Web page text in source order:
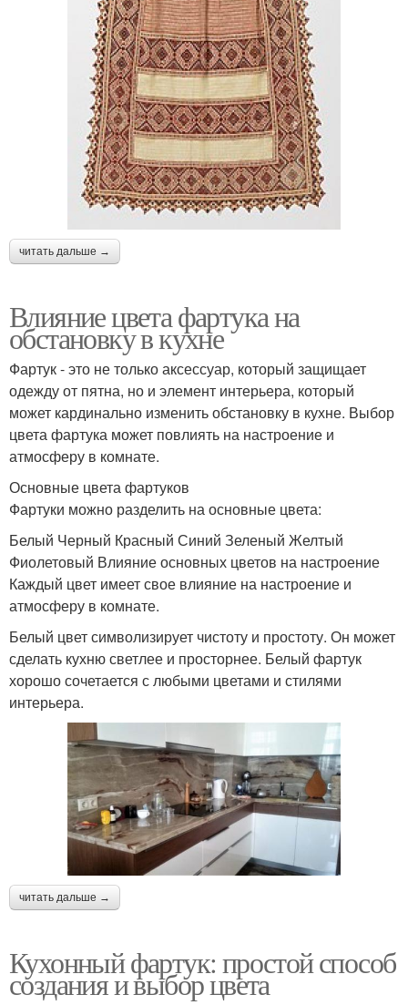
читать дальше →
Влияние цвета фартука на
обстановку в кухне
Фартук - это не только аксессуар, который защищает
одежду от пятна, но и элемент интерьера, который
может кардинально изменить обстановку в кухне. Выбор
цвета фартука может повлиять на настроение и
атмосферу в комнате.
Основные цвета фартуков
Фартуки можно разделить на основные цвета:
Белый Черный Красный Синий Зеленый Желтый
Фиолетовый Влияние основных цветов на настроение
Каждый цвет имеет свое влияние на настроение и
атмосферу в комнате.
Белый цвет символизирует чистоту и простоту. Он может
сделать кухню светлее и просторнее. Белый фартук
хорошо сочетается с любыми цветами и стилями
интерьера.
читать дальше →
Кухонный фартук: простой способ
создания и выбор цвета